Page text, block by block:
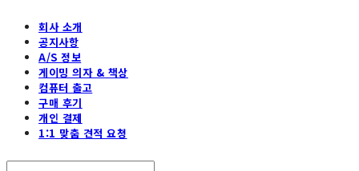
회사 소개
공지사항
A/S 정보
게이밍 의자 & 책상
컴퓨터 출고
구매 후기
개인 결제
1:1 맞춤 견적 요청